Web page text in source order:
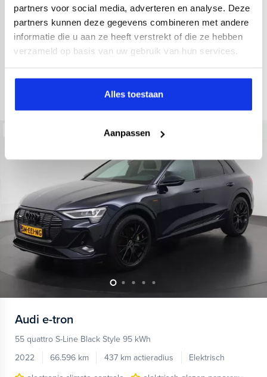
partners voor social media, adverteren en analyse. Deze
partners kunnen deze gegevens combineren met andere
informatie die u aan ze heeft verstrekt of die ze hebben
verzameld op basis van uw gebruik van hun services.
Alles toestaan
Aanpassen
34.998 km 437 km actieradius
Elektrisch
electronic climate controle
elektrisch glazen panorama-dak
Kopen
36.895,-
Private lease
793,- p.m.
Audi e-tron
55 quattro S-Line Black Style 95 kWh
2022
66.596 km 437 km actieradius
Elektrisch